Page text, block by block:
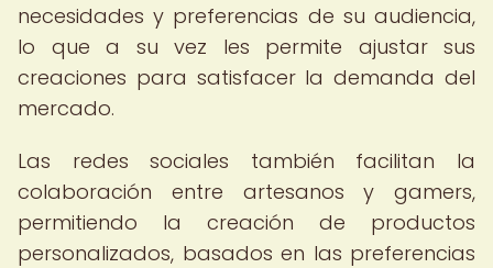
necesidades y preferencias de su audiencia,
lo que a su vez les permite ajustar sus
creaciones para satisfacer la demanda del
mercado.
Las redes sociales también facilitan la
colaboración entre artesanos y gamers,
permitiendo la creación de productos
personalizados, basados en las preferencias